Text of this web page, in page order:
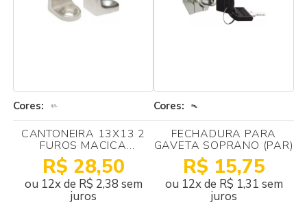
Cores:
CANTONEIRA 13X13 2
FUROS MACICA
NIQUELADA(100
UNIDADES)
R$ 28,50
ou 12x de R$ 2,38 sem
juros
Cores:
FECHADURA PARA
GAVETA SOPRANO (PAR)
R$ 15,75
ou 12x de R$ 1,31 sem
juros